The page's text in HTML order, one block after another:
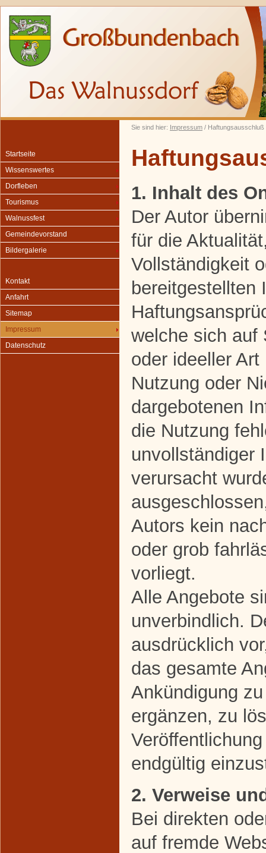
Sie sind hier: Impressum / Haftungsausschluß
Startseite
Wissenswertes
Dorfleben
Tourismus
Walnussfest
Gemeindevorstand
Bildergalerie
Kontakt
Anfahrt
Sitemap
Impressum
Datenschutz
1. Inhalt des
Der Autor
für die
Vollständigkeit
bereitgestellten
welche sich auf
oder ideeller
Nutzung oder
dargebotenen
die Nutzung
unvollständiger
verursacht
Autors kein
oder grob
vorliegt.
Alle Angebote
unverbindlich.
ausdrücklich
das gesamte
Ankündigung
ergänzen, zu
endgültig
2. Verweise
Bei direkten
auf fremde